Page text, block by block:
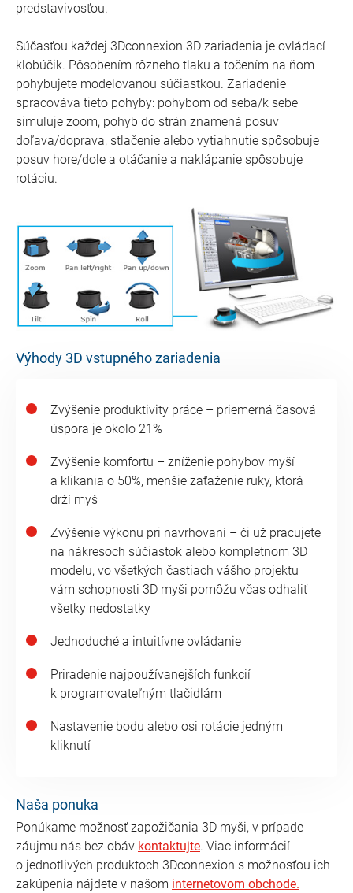
predstavivosťou.
Súčasťou každej 3Dconnexion 3D zariadenia je ovládací
klobúčik. Pôsobením rôzneho tlaku a točením na ňom
pohybujete modelovanou súčiastkou. Zariadenie
spracováva tieto pohyby: pohybom od seba/k sebe
simuluje zoom, pohyb do strán znamená posuv
doľava/doprava, stlačenie alebo vytiahnutie spôsobuje
posuv hore/dole a otáčanie a naklápanie spôsobuje
rotáciu.
Výhody 3D vstupného zariadenia
Zvýšenie produktivity práce – priemerná časová
úspora je okolo 21%
Zvýšenie komfortu – zníženie pohybov myší
a klikania o 50%, menšie zaťaženie ruky, ktorá
drží myš
Zvýšenie výkonu pri navrhovaní – či už pracujete
na nákresoch súčiastok alebo kompletnom 3D
modelu, vo všetkých častiach vášho projektu
vám schopnosti 3D myši pomôžu včas odhaliť
všetky nedostatky
Jednoduché a intuitívne ovládanie
Priradenie najpoužívanejších funkcií
k programovateľným tlačidlám
Nastavenie bodu alebo osi rotácie jedným
kliknutí
Naša ponuka
Ponúkame možnosť zapožičania 3D myši, v prípade
záujmu nás bez obáv kontaktujte. Viac informácií
o jednotlivých produktoch 3Dconnexion s možnosťou ich
zakúpenia nájdete v našom internetovom obchode.